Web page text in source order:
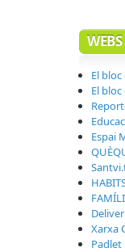
El
El
Espai
Xarxa
Padlet